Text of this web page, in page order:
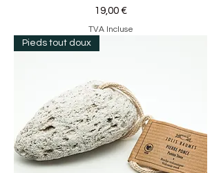
Prix
19,00 €
TVA Incluse
Pieds tout doux